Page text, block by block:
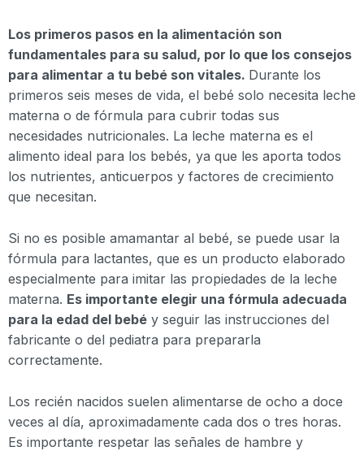
Los primeros pasos en la alimentación son
fundamentales para su salud, por lo que los consejos
para alimentar a tu bebé son vitales. Durante los
primeros seis meses de vida, el bebé solo necesita leche
materna o de fórmula para cubrir todas sus
necesidades nutricionales. La leche materna es el
alimento ideal para los bebés, ya que les aporta todos
los nutrientes, anticuerpos y factores de crecimiento
que necesitan.
Si no es posible amamantar al bebé, se puede usar la
fórmula para lactantes, que es un producto elaborado
especialmente para imitar las propiedades de la leche
materna. Es importante elegir una fórmula adecuada
para la edad del bebé y seguir las instrucciones del
fabricante o del pediatra para prepararla
correctamente.
Los recién nacidos suelen alimentarse de ocho a doce
veces al día, aproximadamente cada dos o tres horas.
Es importante respetar las señales de hambre y